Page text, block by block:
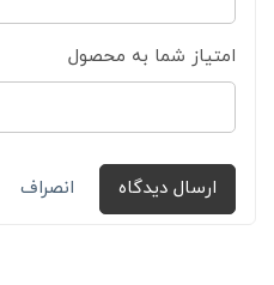
امتیاز شما به محصول
ارسال دیدگاه انصراف